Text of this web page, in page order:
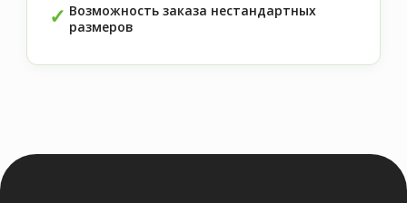
Возможность заказа нестандартных
размеров